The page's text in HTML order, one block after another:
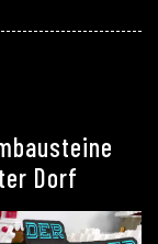
Dorf